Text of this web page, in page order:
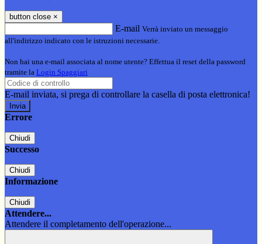
button close ×
E-mail Verrà inviato un messaggio
all'indirizzo indicato con le istruzioni necessarie.
Non hai una e-mail associata al nome utente? Effettua il reset della password
tramite la Login Spaggiari
E-mail inviata, si prega di controllare la casella di posta elettronica!
Errore
Chiudi
Successo
Chiudi
Informazione
Chiudi
Attendere...
Attendere il completamento dell'operazione...